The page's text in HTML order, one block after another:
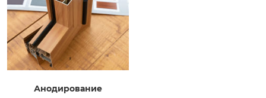
Анодирование